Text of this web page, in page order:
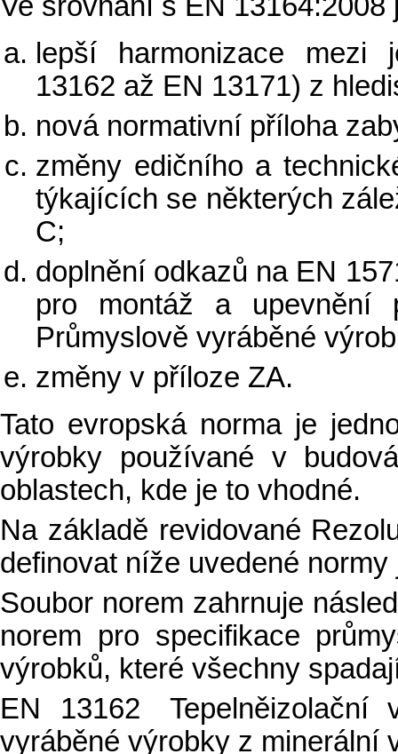
Ve srovnání s EN
lepší harmonizace mezi
13162 až EN 13171) z
nová normativní příloha
změny edičního a
týkajících se některých
C;
doplnění odkazů na EN
pro montáž a upevnění
Průmyslově vyráběné
změny v příloze ZA.
Tato evropská norma je
výrobky používané v
oblastech, kde je to vhodné.
Na základě revidované
definovat níže uvedené
Soubor norem zahrnuje
norem pro specifikace
výrobků, které všechny
EN 13162 Tepelněizolační
vyráběné výrobky z minerální